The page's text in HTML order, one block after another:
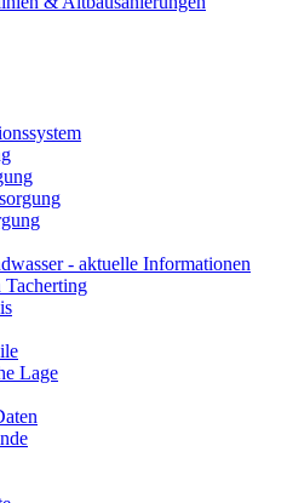
- aktuelle Informationen
Tacherting
Lage